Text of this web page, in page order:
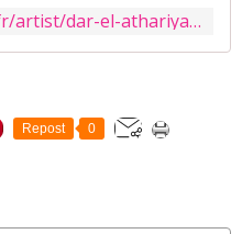
https://itunes.apple.com/fr/artist/dar-el-athariya/id880042557
Repost 0